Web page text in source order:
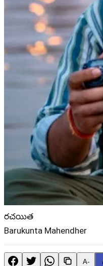
రచయిత
Barukunta Mahendher
A-